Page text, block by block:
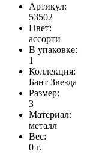
Артикул:
53502
Цвет:
ассорти
В упаковке:
1
Коллекция:
Бант Звезда
Размер:
3
Материал:
металл
Вес:
0 г.